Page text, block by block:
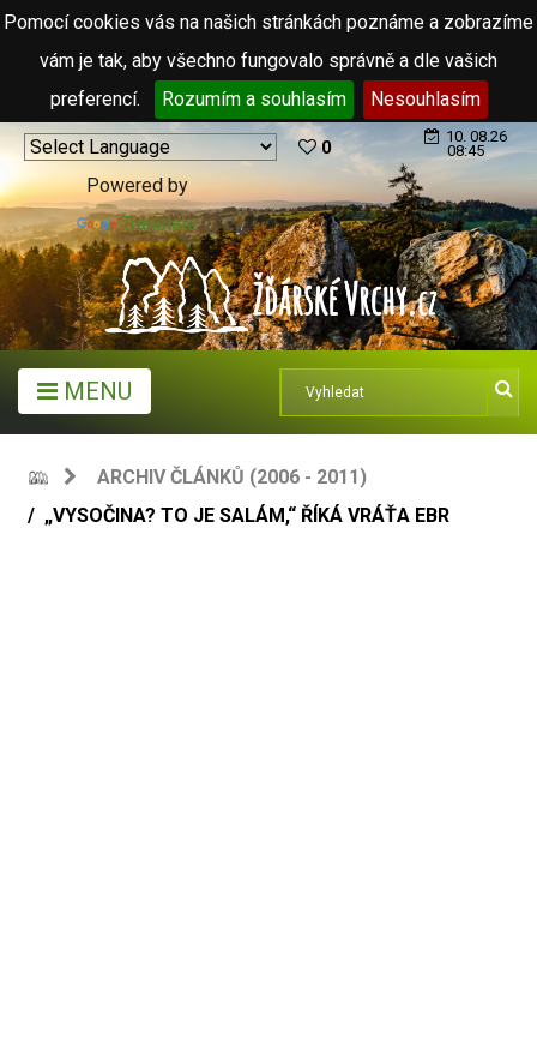
Pomocí cookies vás na našich stránkách poznáme a zobrazíme
vám je tak, aby všechno fungovalo správně a dle vašich
preferencí.
Rozumím a souhlasím Nesouhlasím
Powered by
Translate
0
10. 08.26
08:45
MENU
ARCHIV ČLÁNKŮ (2006 - 2011)
„VYSOČINA? TO JE SALÁM,“ ŘÍKÁ VRÁŤA EBR